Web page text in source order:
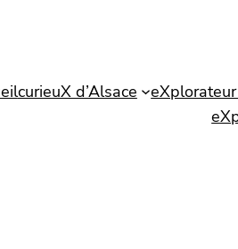
curieuX d’Alsace